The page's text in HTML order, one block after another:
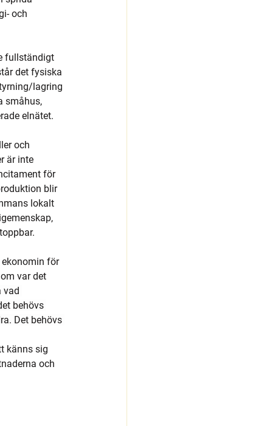
och
fullständigt
det fysiska
lagring
småhus,
elnätet.
och
är inte
för
blir
lokalt
ekonomin för
var det
vad
behövs
Det behövs
känns sig
och